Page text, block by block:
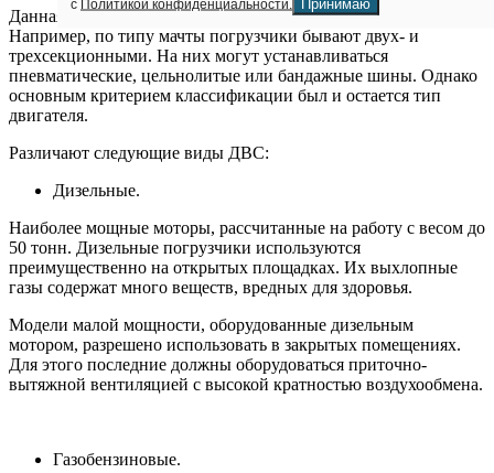
Данная техника различается по множеству параметров.
Например, по типу мачты погрузчики бывают двух- и
трехсекционными. На них могут устанавливаться
пневматические, цельнолитые или бандажные шины. Однако
основным критерием классификации был и остается тип
двигателя.
Различают следующие виды ДВС:
Дизельные.
Наиболее мощные моторы, рассчитанные на работу с весом до
50 тонн. Дизельные погрузчики используются
преимущественно на открытых площадках. Их выхлопные
газы содержат много веществ, вредных для здоровья.
Модели малой мощности, оборудованные дизельным
мотором, разрешено использовать в закрытых помещениях.
Для этого последние должны оборудоваться приточно-
вытяжной вентиляцией с высокой кратностью воздухообмена.
Газобензиновые.
с Политикой конфиденциальности. Принимаю